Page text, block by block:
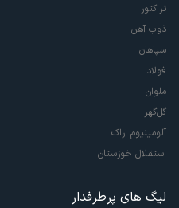
تراکتور
ذوب آهن
سپاهان
فولاد
ملوان
گل‌گهر
آلومینیوم اراک
استقلال خوزستان
لیگ های پرطرفدار